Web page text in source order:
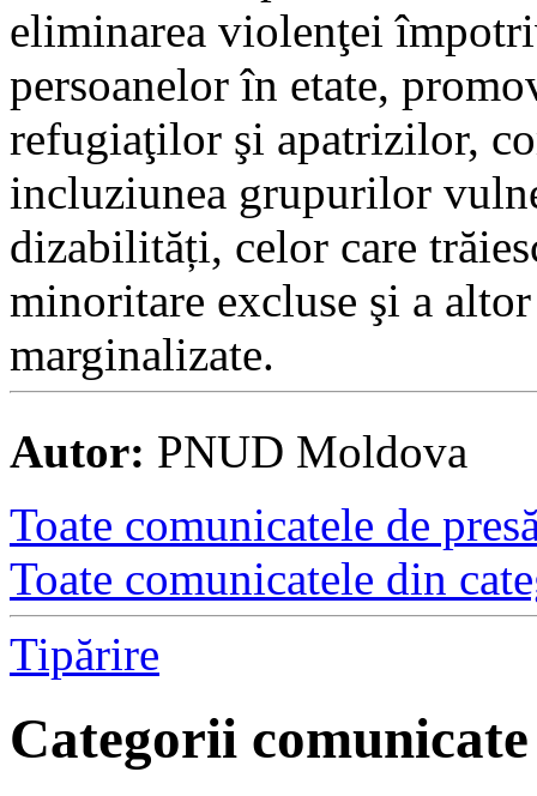
eliminarea violenţei
persoanelor în etate,
refugiaţilor şi apatrizilor,
incluziunea grupurilor
dizabilități, celor care
minoritare excluse şi a
marginalizate.
Autor: PNUD Moldova
Toate comunicatele de
Toate comunicatele din
Tipărire
Categorii comunicate